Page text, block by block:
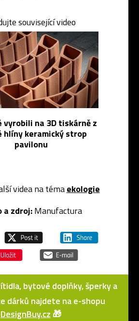
související video
vyrobili na 3D tiskárně z
hlíny keramický strop
pavilonu
videa na témaekologie
a zdroj:Manufactura
bytové doplňky, šperky a
dárků najdete na e-shopu
DesignBuy.cz 🎁